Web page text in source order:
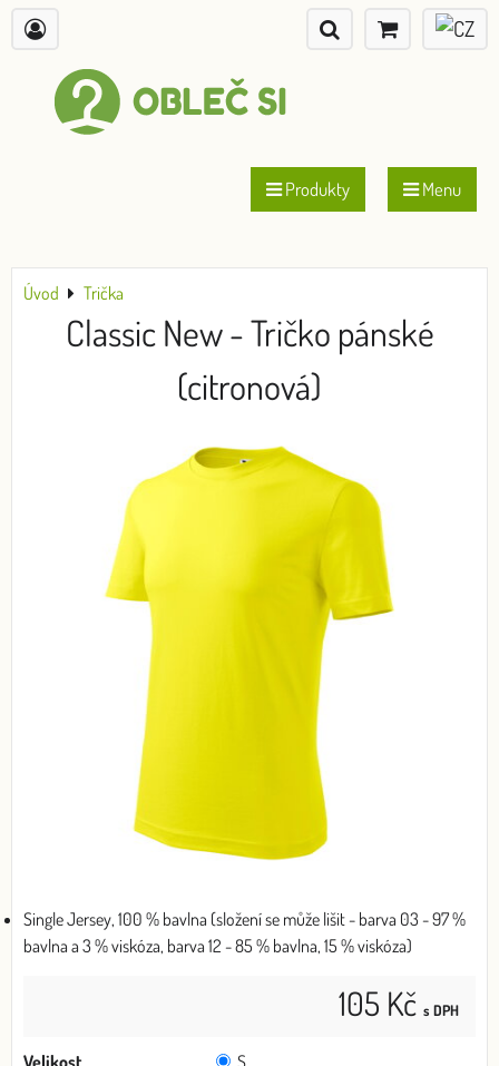
Produkty Menu
Úvod Trička
Classic New - Tričko pánské
(citronová)
Single Jersey, 100 % bavlna (složení se může lišit - barva 03 - 97 %
bavlna a 3 % viskóza, barva 12 - 85 % bavlna, 15 % viskóza)
105 Kč s DPH
Velikost
S